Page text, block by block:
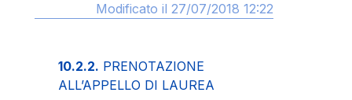
Modificato il 27/07/2018 12:22
10.2.2. PRENOTAZIONE
ALL’APPELLO DI LAUREA